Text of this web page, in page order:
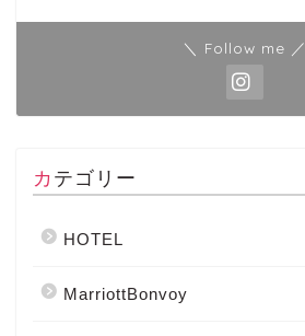
＼ Follow me ／
カテゴリー
HOTEL
MarriottBonvoy